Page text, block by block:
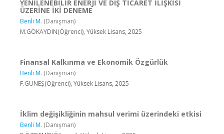
YENİLENEBİLİR ENERJİ VE DIŞ TİCARET İLİŞKİSİ
ÜZERİNE İKİ DENEME
Benli M. (Danışman)
M.GÖKAYDIN(Öğrenci), Yüksek Lisans, 2025
Finansal Kalkınma ve Ekonomik Özgürlük
Benli M. (Danışman)
F.GÜNEŞ(Öğrenci), Yüksek Lisans, 2025
İklim değişikliğinin mahsul verimi üzerindeki etkisi
Benli M. (Danışman)